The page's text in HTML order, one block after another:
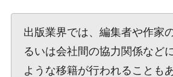
出版業界では、編集者や作家
るいは会社間の協力関係など
ような移籍が行われることも